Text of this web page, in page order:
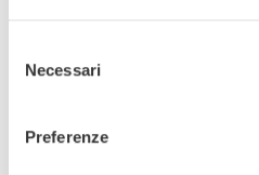
delNecessari
Preferenze
Codice articolo: 02.514628